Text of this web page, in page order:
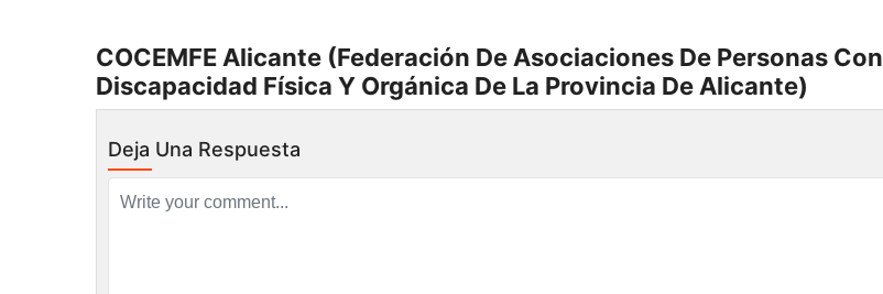
COCEMFE Alicante (Federación De Asociaciones De Personas Con
Discapacidad Física Y Orgánica De La Provincia De Alicante)
Deja Una Respuesta